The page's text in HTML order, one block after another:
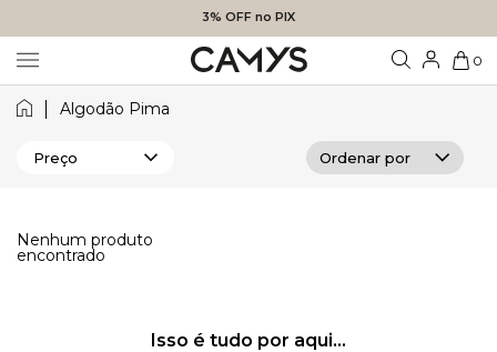
3% OFF no PIX
0
Algodão Pima
Preço
Nenhum produto
encontrado
Isso é tudo por aqui...